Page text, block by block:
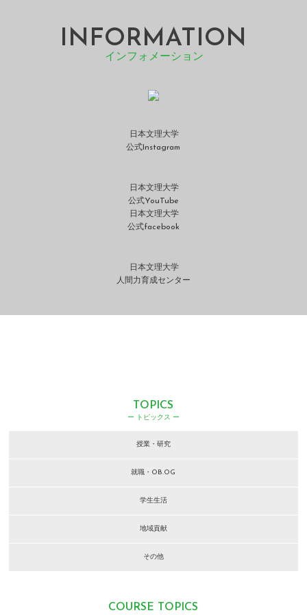
INFORMATION
インフォメーション
日本文理大学
公式Instagram
日本文理大学
公式YouTube
日本文理大学
公式facebook
日本文理大学
人間力育成センター
TOPICS
ー トピックス ー
授業・研究
就職・OB.OG
学生生活
地域貢献
その他
COURSE TOPICS